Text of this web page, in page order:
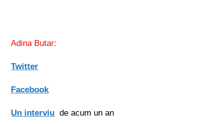
Adina Butar:
Twitter
Facebook
Un interviu de acum un an